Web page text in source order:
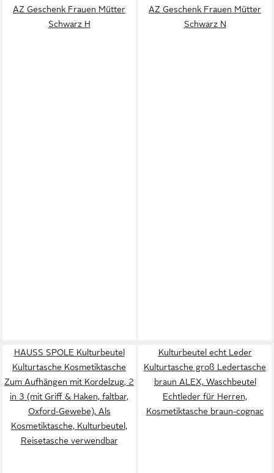
AZ Geschenk Frauen Mütter
Schwarz H
AZ Geschenk Frauen Mütter
Schwarz N
HAUSS SPOLE Kulturbeutel
Kulturtasche Kosmetiktasche
Zum Aufhängen mit Kordelzug, 2
in 3 (mit Griff & Haken, faltbar,
Oxford-Gewebe), Als
Kosmetiktasche, Kulturbeutel,
Reisetasche verwendbar
Kulturbeutel echt Leder
Kulturtasche groß Ledertasche
braun ALEX, Waschbeutel
Echtleder für Herren,
Kosmetiktasche braun-cognac